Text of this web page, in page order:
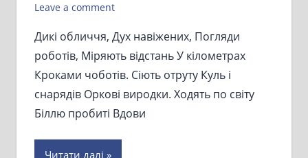
Leave a comment
Дикі обличчя, Дух навіжених, Погляди
роботів, Міряють відстань У кілометрах
Кроками чоботів. Сіють отруту Куль і
снарядів Оркові виродки. Ходять по світу
Біллю пробиті Вдови
Читати далі